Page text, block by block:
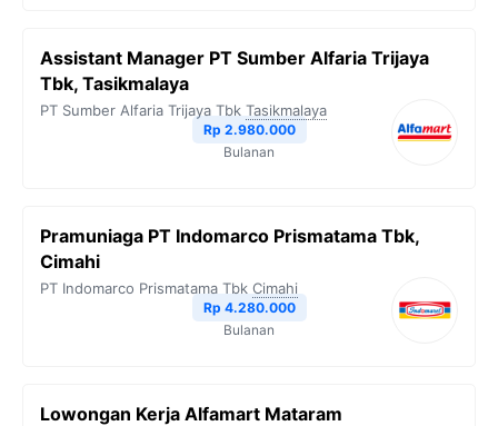
Assistant Manager PT Sumber Alfaria Trijaya
Tbk, Tasikmalaya
PT Sumber Alfaria Trijaya Tbk Tasikmalaya
Rp 2.980.000
Bulanan
Pramuniaga PT Indomarco Prismatama Tbk,
Cimahi
PT Indomarco Prismatama Tbk Cimahi
Rp 4.280.000
Bulanan
Lowongan Kerja Alfamart Mataram